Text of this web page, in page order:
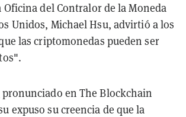
del Contralor de la Moneda
Unidos, Michael Hsu, advirtió a los
las criptomonedas pueden ser
pronunciado en The Blockchain
expuso su creencia de que la